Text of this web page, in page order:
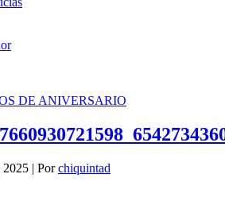
DE ANIVERSARIO
2025 | Por chiquintad